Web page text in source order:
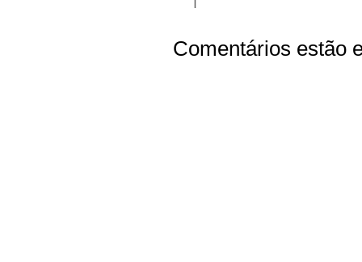
Comentários estão